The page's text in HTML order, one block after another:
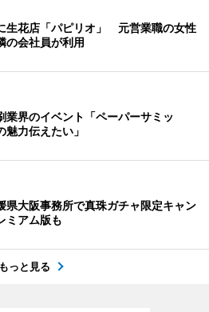
生花店「パピリオ」 元営業職の女性
の会社員が利用
業界のイベント「ペーパーサミッ
力伝えたい」
県大阪事務所で真珠ガチャ限定キャン
アム版も
もっと見る